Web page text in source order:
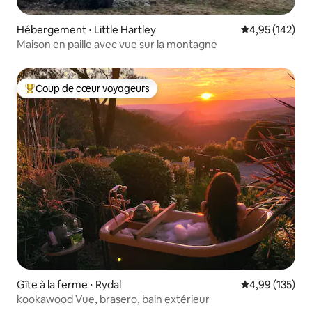
Hébergement ⋅ Little Hartley Évaluation
4,95 (142)
Maison en paille avec vue sur la montagne
Coups de cœur voyageurs les plus appréciés
Coup de cœur voyageurs
Gîte à la ferme ⋅ Rydal Évaluation
4,99 (135)
kookawood Vue, brasero, bain extérieur